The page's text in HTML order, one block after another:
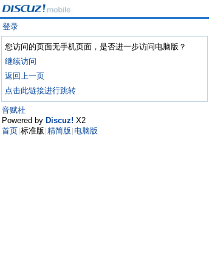
登录
您访问的页面无手机页面，是否进一步访问电脑版？
继续访问
返回上一页
点击此链接进行跳转
音赋社
Powered by Discuz! X2
首页 标准版 精简版 电脑版